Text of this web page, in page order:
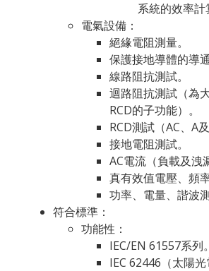
系統的效率計
電氣設備：
絕緣電阻測量。
保護接地導體的導
線路阻抗測試。
迴路阻抗測試（為
RCD的子功能）。
RCD測試（AC、A及
接地電阻測試。
AC電流（負載及洩
真有效值電壓、頻
功率、電量、諧波測
符合標準：
功能性：
IEC/EN 61557系列。
IEC 62446（太陽光